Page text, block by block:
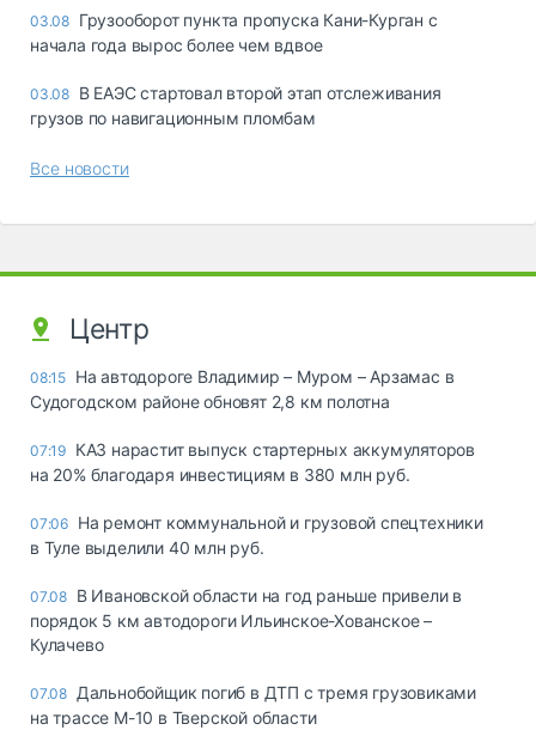
03.08 Грузооборот пункта пропуска Кани-Курган с
начала года вырос более чем вдвое
03.08 В ЕАЭС стартовал второй этап отслеживания
грузов по навигационным пломбам
Все новости
Центр
08:15 На автодороге Владимир – Муром – Арзамас в
Судогодском районе обновят 2,8 км полотна
07:19 КАЗ нарастит выпуск стартерных аккумуляторов
на 20% благодаря инвестициям в 380 млн руб.
07:06 На ремонт коммунальной и грузовой спецтехники
в Туле выделили 40 млн руб.
07.08 В Ивановской области на год раньше привели в
порядок 5 км автодороги Ильинское-Хованское –
Кулачево
07.08 Дальнобойщик погиб в ДТП с тремя грузовиками
на трассе М-10 в Тверской области